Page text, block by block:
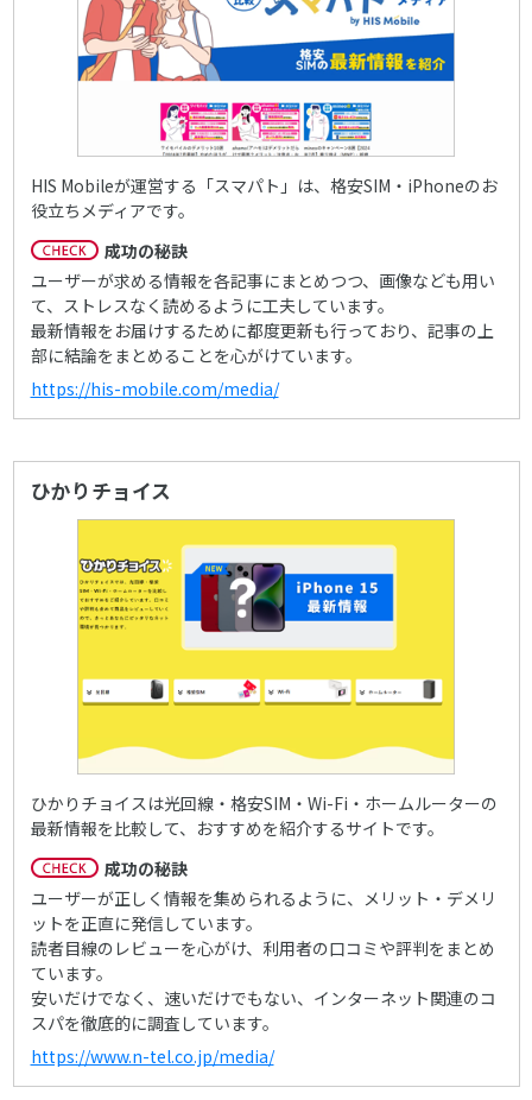
HIS Mobileが運営する「スマパト」は、格安SIM・iPhoneのお
役立ちメディアです。
成功の秘訣
ユーザーが求める情報を各記事にまとめつつ、画像なども用い
て、ストレスなく読めるように工夫しています。
最新情報をお届けするために都度更新も行っており、記事の上
部に結論をまとめることを心がけています。
https://his-mobile.com/media/
ひかりチョイス
ひかりチョイスは光回線・格安SIM・Wi-Fi・ホームルーターの
最新情報を比較して、おすすめを紹介するサイトです。
成功の秘訣
ユーザーが正しく情報を集められるように、メリット・デメリ
ットを正直に発信しています。
読者目線のレビューを心がけ、利用者の口コミや評判をまとめ
ています。
安いだけでなく、速いだけでもない、インターネット関連のコ
スパを徹底的に調査しています。
https://www.n-tel.co.jp/media/